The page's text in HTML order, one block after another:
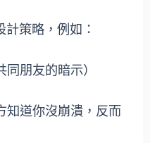
策略，例如：
朋友的暗示）
知道你沒崩潰，反而